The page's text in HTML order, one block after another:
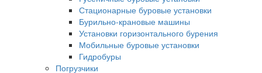
Стационарные буровые установки
Бурильно-крановые машины
Установки горизонтального бурения
Мобильные буровые установки
Гидробуры
Погрузчики